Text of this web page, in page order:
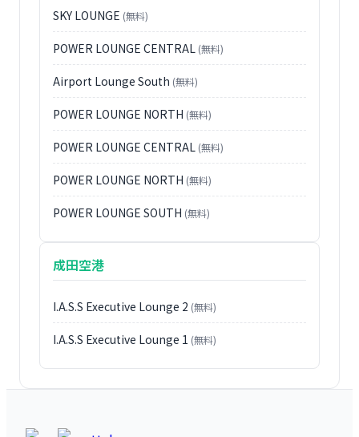
SKY LOUNGE (無料)
POWER LOUNGE CENTRAL (無料)
Airport Lounge South (無料)
POWER LOUNGE NORTH (無料)
POWER LOUNGE CENTRAL (無料)
POWER LOUNGE NORTH (無料)
POWER LOUNGE SOUTH (無料)
成田空港
I.A.S.S Executive Lounge 2 (無料)
I.A.S.S Executive Lounge 1 (無料)